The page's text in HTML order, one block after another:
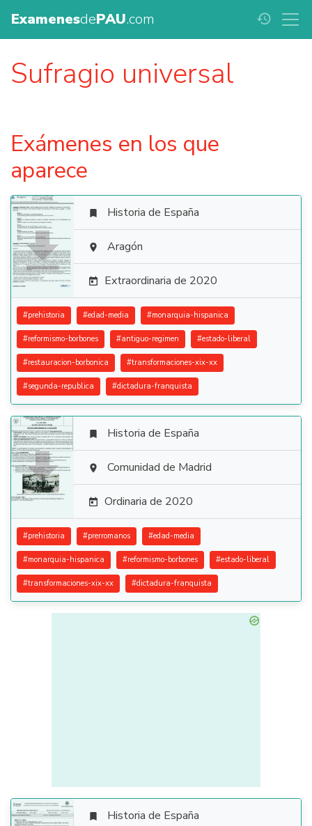
ExamenesdePAU.com history
Sufragio universal
Exámenes en los que
aparece

 Historia de España
 Aragón
 Extraordinaria de 2020
#prehistoria #edad-media #monarquia-hispanica
#reformismo-borbones #antiguo-regimen #estado-liberal
#restauracion-borbonica #transformaciones-xix-xx
#segunda-republica #dictadura-franquista

 Historia de España
 Comunidad de Madrid
 Ordinaria de 2020
#prehistoria #prerromanos #edad-media
#monarquia-hispanica #reformismo-borbones #estado-liberal
#transformaciones-xix-xx #dictadura-franquista
 Historia de España